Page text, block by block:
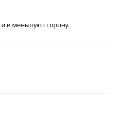
в меньшую сторону.